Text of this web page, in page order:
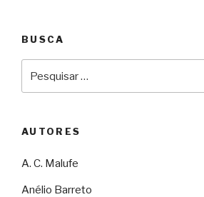
BUSCA
AUTORES
A. C. Malufe
Anélio Barreto